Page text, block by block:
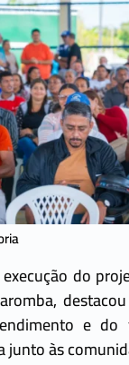
do
e do
junto às